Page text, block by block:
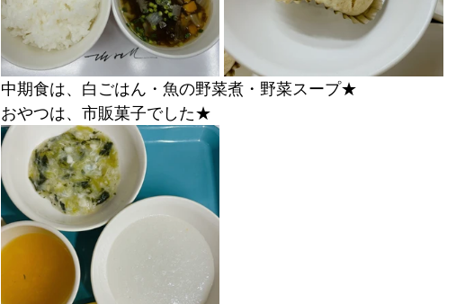
中期食は、白ごはん・魚の野菜煮・野菜スープ★
おやつは、市販菓子でした★